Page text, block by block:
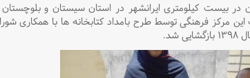
در بیست کیلومتری ایرانشهر در استان سیستان و بلوچستان
مرکز فرهنگی توسط طرح بامداد کتابخانه ها با همکاری